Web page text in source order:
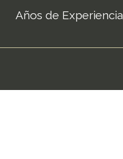
Años de Experiencia